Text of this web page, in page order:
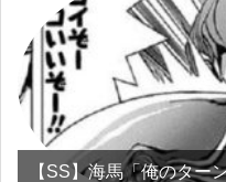
【SS】海馬「俺のタ